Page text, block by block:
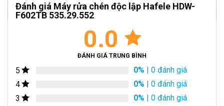
Đánh giá Máy rửa chén độc lập Hafele HDW-
F602TB 535.29.552
0.0
ĐÁNH GIÁ TRUNG BÌNH
5 0% | 0 đánh giá
4
0% | 0 đánh giá
3
0% | 0 đánh giá